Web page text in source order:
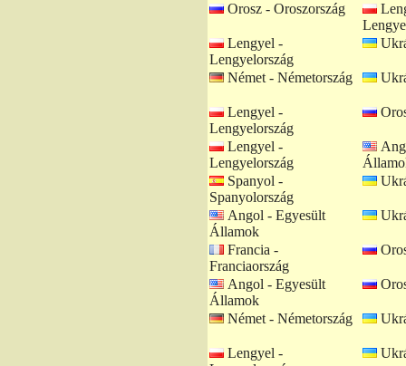
Orosz - Oroszország
Lengyel -
Lengyelország
Német - Németország
Lengyel -
Lengyelország
Lengyel -
Lengyelország
Spanyol -
Spanyolország
Angol - Egyesült
Államok
Francia -
Franciaország
Angol - Egyesült
Államok
Német - Németország
Lengyel -